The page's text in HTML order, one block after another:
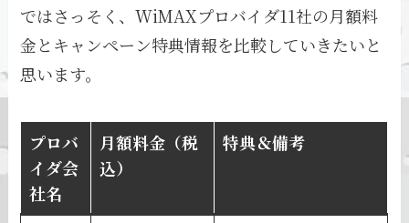
ではさっそく、WiMAXプロバイダ11社の月額料
金とキャンペーン特典情報を比較していきたいと
思います。
プロバ
イダ会
社名
月額料金（税
込）
特典＆備考